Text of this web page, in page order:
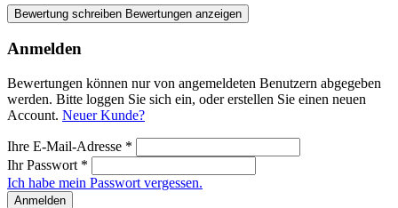
Bewertung schreiben Bewertungen anzeigen
Anmelden
Bewertungen können nur von angemeldeten Benutzern abgegeben
werden. Bitte loggen Sie sich ein, oder erstellen Sie einen neuen
Account. Neuer Kunde?
Ihre E-Mail-Adresse *
Ihr Passwort *
Ich habe mein Passwort vergessen.
Anmelden